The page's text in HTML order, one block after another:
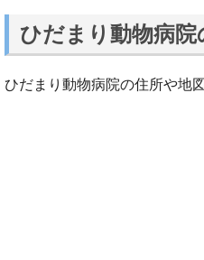
ひだまり動物病院
ひだまり動物病院の住所や地